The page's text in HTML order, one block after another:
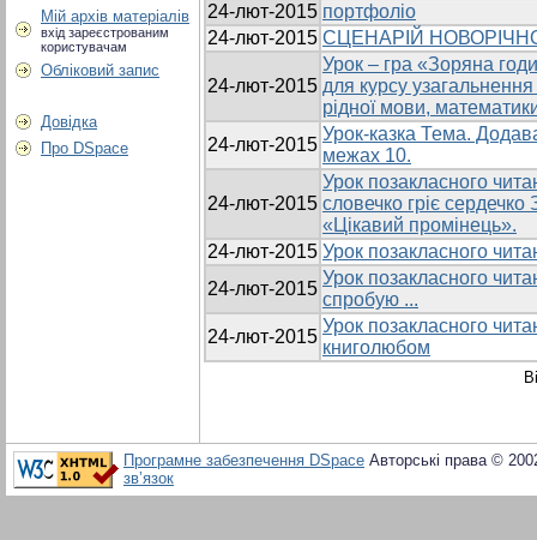
Мій архів матеріалів
вхід зареєстрованим
користувачам
Обліковий запис
Довідка
Про DSpace
24-лют-2015 портфоліо
24-лют-2015 СЦЕНАРІЙ
24-лют-2015
Урок – гра «Зоряна
для курсу узагальнення
рідної мови,
24-лют-2015
Урок-казка Тема.
межах 10.
24-лют-2015
Урок позакласного
словечко гріє
«Цікавий промінець».
24-лют-2015 Урок позакласного
24-лют-2015
Урок позакласного
спробую ...
24-лют-2015
Урок позакласного
книголюбом
Програмне забезпечення DSpace Авторські права ©
зв’язок